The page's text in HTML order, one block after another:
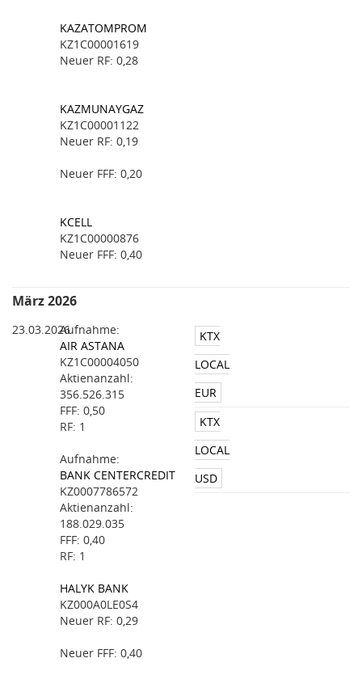
KAZATOMPROM
KZ1C00001619
Neuer RF: 0,28
KAZMUNAYGAZ
KZ1C00001122
Neuer RF: 0,19
Neuer FFF: 0,20
KCELL
KZ1C00000876
Neuer FFF: 0,40
März 2026
23.03.2026Aufnahme:
AIR ASTANA
KZ1C00004050
Aktienanzahl:
356.526.315
FFF: 0,50
RF: 1
Aufnahme:
BANK CENTERCREDIT
KZ0007786572
Aktienanzahl:
188.029.035
FFF: 0,40
RF: 1
HALYK BANK
KZ000A0LE0S4
Neuer RF: 0,29
Neuer FFF: 0,40
KTX
LOCAL
EUR
KTX
LOCAL
USD